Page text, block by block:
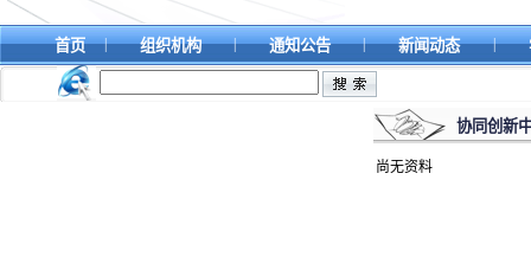
首页 | 组织机构 | 通知公告 | 新闻动态 |
协同创新
尚无资料